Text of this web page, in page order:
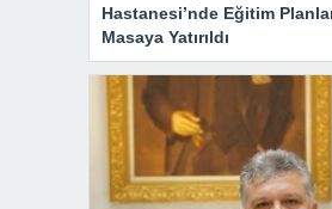
Hastanesi’nde Eğitim
Masaya Yatırıldı